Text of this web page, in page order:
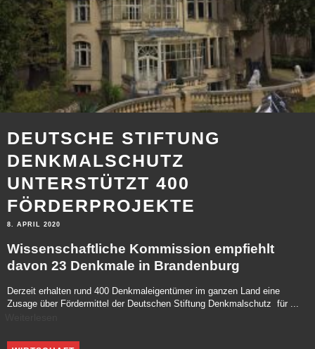
DEUTSCHE STIFTUNG
DENKMALSCHUTZ
UNTERSTÜTZT 400
FÖRDERPROJEKTE
8. APRIL 2020
Wissenschaftliche Kommission empfiehlt
davon 23 Denkmale in Brandenburg
Derzeit erhalten rund 400 Denkmaleigentümer im ganzen Land eine
Zusage über Fördermittel der Deutschen Stiftung Denkmalschutz für ...